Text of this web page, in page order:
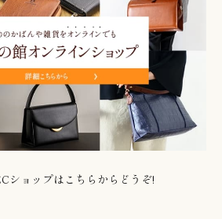
ショップはこちらからどうぞ!